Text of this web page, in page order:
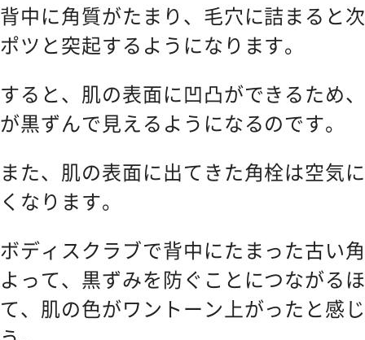
背中に角質がたまり、毛穴に詰まると
ポツと突起するようになります。
すると、肌の表面に凹凸ができるため
が黒ずんで見えるようになるのです。
また、肌の表面に出てきた角栓は空気
くなります。
ボディスクラブで背中にたまった古い
よって、黒ずみを防ぐことにつながる
て、肌の色がワントーン上がったと感